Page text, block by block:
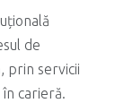
de
prin servicii
carieră.